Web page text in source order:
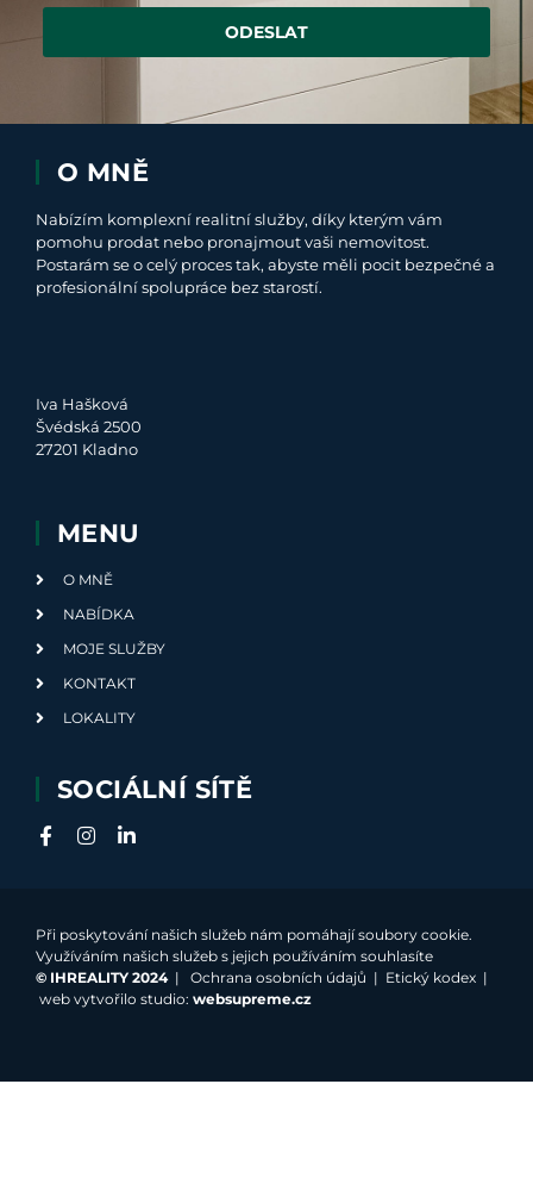
ODESLAT
O MNĚ
Nabízím komplexní realitní služby, díky kterým vám
pomohu prodat nebo pronajmout vaši nemovitost.
Postarám se o celý proces tak, abyste měli pocit bezpečné a
profesionální spolupráce bez starostí.
Iva Hašková
Švédská 2500
27201 Kladno
MENU
O MNĚ
NABÍDKA
MOJE SLUŽBY
KONTAKT
LOKALITY
SOCIÁLNÍ SÍTĚ
Při poskytování našich služeb nám pomáhají soubory cookie.
Využíváním našich služeb s jejich používáním souhlasíte
© IHREALITY 2024| Ochrana osobních údajů | Etický kodex |
web vytvořilo studio: websupreme.cz